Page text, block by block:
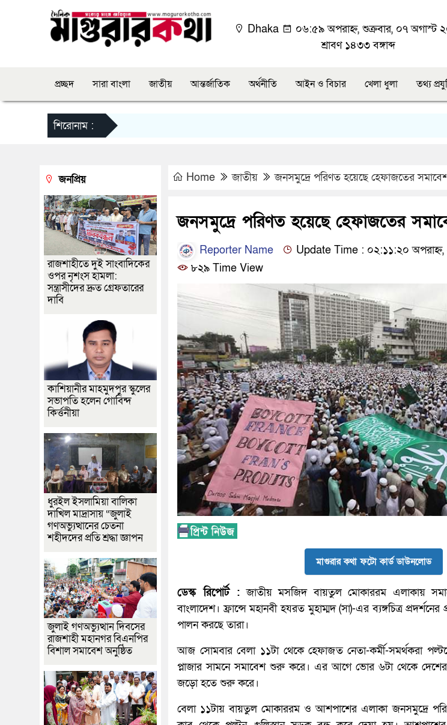
Dhaka
০৬:৫৯ অপরাহ্ন, শুক্রবার, ০৭ অগাস্ট
শ্রাবণ ১৪৩৩ বঙ্গাব্দ
প্রচ্ছদ সারা বাংলা জাতীয় আন্তর্জাতিক অর্থনীতি আইন ও বিচার খেলা ধুলা তথ্য
শিরোনাম :
Home জাতীয় জনসমুদ্রে পরিণত হয়েছে হেফাজতের
জনসমুদ্রে পরিণত হয়েছে হেফাজতের
Reporter Name
Update Time : ০২:১১:২০ অপরাহ্ন,
৮২৯ Time View
মাগুরার কথা ফটো কার্ড ডাউনলোড
ডেস্ক রিপোর্ট : জাতীয় মসজিদ বায়তুল মোকাররম এলাকায়
বাংলাদেশ। ফ্রান্সে মহানবী হযরত মুহাম্মদ (সা)-এর ব্যঙ্গচিত্র
পালন করছে তারা।
আজ সোমবার বেলা ১১টা থেকে হেফাজত নেতা-কর্মী-সমর্থকরা
প্লাজার সামনে সমাবেশ শুরু করে। এর আগে ভোর ৬টা থেকে দেশের
জড়ো হতে শুরু করে।
বেলা ১১টায় বায়তুল মোকাররম ও আশপাশের এলাকা জনসমুদ্রে
জনপ্রিয়
রাজশাহীতে দুই সাংবাদিকের
ওপর নৃশংস হামলা:
সন্ত্রাসীদের দ্রুত গ্রেফতারের
দাবি
কাশিয়ানীর মাহমুদপুর স্কুলের
সভাপতি হলেন গোবিন্দ
কির্ত্তনীয়া
ধুরইল ইসলামিয়া বালিকা
দাখিল মাদ্রাসায় “জুলাই
গণঅভ্যুত্থানের চেতনা
শহীদদের প্রতি শ্রদ্ধা জ্ঞাপন
জুলাই গণঅভ্যুত্থান দিবসের
রাজশাহী মহানগর বিএনপির
বিশাল সমাবেশ অনুষ্ঠিত